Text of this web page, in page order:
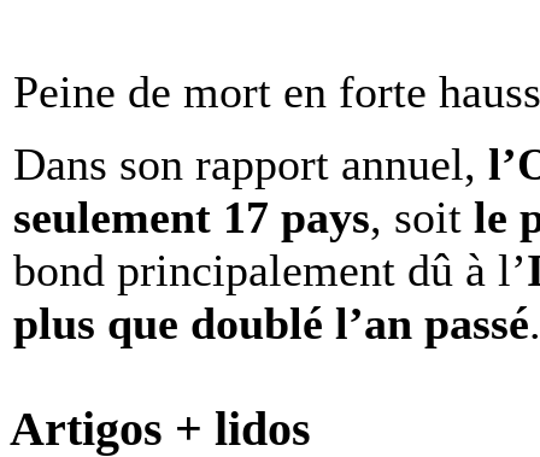
Peine de mort en forte
Dans son rapport annuel,
seulement 17 pays, soit le
bond principalement dû à l’
plus que doublé l’an passé.
Artigos + lidos